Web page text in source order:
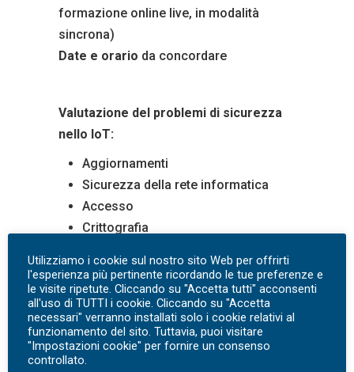
formazione online live, in modalità
sincrona)
Date e orario da concordare
Valutazione deI problemi di sicurezza
nello IoT:
Aggiornamenti
Sicurezza della rete informatica
Accesso
Crittografia
Privacy
Trasparenza hardware e software
Obsolescenza programmata
Utilizziamo i cookie sul nostro sito Web per offrirti
l'esperienza più pertinente ricordando le tue preferenze e
le visite ripetute. Cliccando su "Accetta tutti" acconsenti
all'uso di TUTTI i cookie. Cliccando su "Accetta
necessari" verranno installati solo i cookie relativi al
funzionamento del sito. Tuttavia, puoi visitare
"Impostazioni cookie" per fornire un consenso
controllato.